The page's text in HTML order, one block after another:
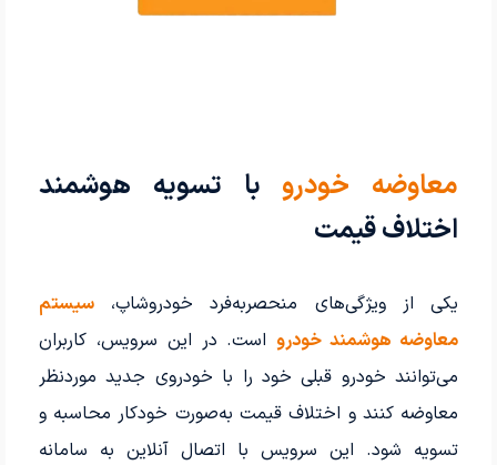
معاوضه خودروبا تسویه هوشمند
اختلاف قیمت
یکی از ویژگی‌های منحصربه‌فرد خودروشاپ،سیستم
معاوضه هوشمند خودرواست. در این سرویس، کاربران
می‌توانند خودرو قبلی خود را با خودروی جدید موردنظر
معاوضه کنند و اختلاف قیمت به‌صورت خودکار محاسبه و
تسویه شود. این سرویس با اتصال آنلاین به سامانه